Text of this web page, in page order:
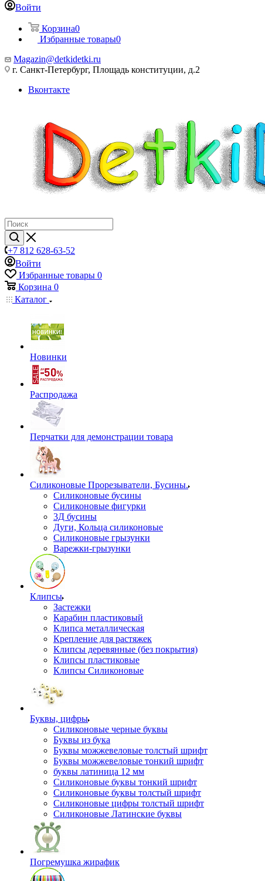
Войти
Корзина0
Избранные товары0
Magazin@detkidetki.ru
г. Санкт-Петербург, Площадь конституции, д.2
Вконтакте
+7 812 628-63-52
Войти
Избранные товары 0
Корзина 0
Каталог
Новинки
Распродажа
Перчатки для демонстрации товара
Силиконовые Прорезыватели, Бусины.
Силиконовые бусины
Силиконовые фигурки
3Д бусины
Дуги, Кольца силиконовые
Силиконовые грызунки
Варежки-грызунки
Клипсы
Застежки
Карабин пластиковый
Клипса металлическая
Крепление для растяжек
Клипсы деревянные (без покрытия)
Клипсы пластиковые
Клипсы Силиконовые
Буквы, цифры
Силиконовые черные буквы
Буквы из бука
Буквы можжевеловые толстый шрифт
Буквы можжевеловые тонкий шрифт
буквы латиница 12 мм
Силиконовые буквы тонкий шрифт
Силиконовые буквы толстый шрифт
Силиконовые цифры толстый шрифт
Силиконовые Латинские буквы
Погремушка жирафик